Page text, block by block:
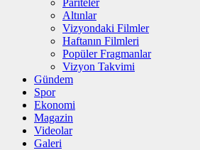
Pariteler
Altınlar
Vizyondaki Filmler
Haftanın Filmleri
Popüler Fragmanlar
Vizyon Takvimi
Gündem
Spor
Ekonomi
Magazin
Videolar
Galeri